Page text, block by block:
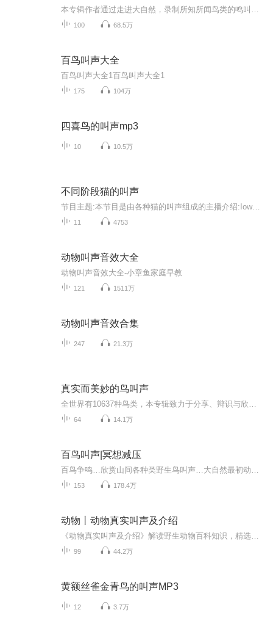
100 68.5万
百鸟叫声大全
百鸟叫声大全1百鸟叫声大全1
175 104万
四喜鸟的叫声mp3
10 10.5万
不同阶段猫的叫声
节目主题:本节目是由各种猫的叫声组成的主播介绍:Iow无语主播寄语:这个猫友兔年快乐更新频率:不定时更新
11 4753
动物叫声音效大全
动物叫声音效大全-小章鱼家庭早教
121 1511万
动物叫声音效合集
247 21.3万
真实而美妙的鸟叫声
64 14.1万
百鸟叫声|冥想减压
153 178.4万
动物丨动物真实叫声及介绍
99 44.2万
黄额丝雀金青鸟的叫声MP3
12 3.7万